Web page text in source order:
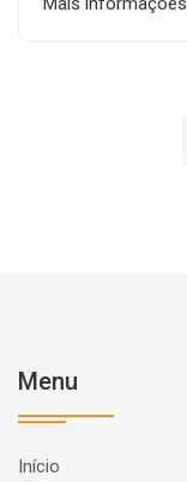
Menu
Início